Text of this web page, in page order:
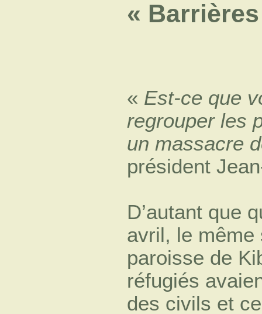
«
« Est-ce que
regrouper les
un massacre
président
D’autant que
avril, le même
paroisse de
réfugiés
des civils et